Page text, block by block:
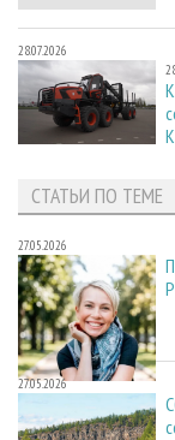
28.07.2026
СТАТЬИ ПО ТЕМЕ
27.05.2026
27.05.2026